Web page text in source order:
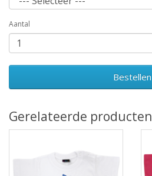
Aantal
Bestellen
Gerelateerde producten